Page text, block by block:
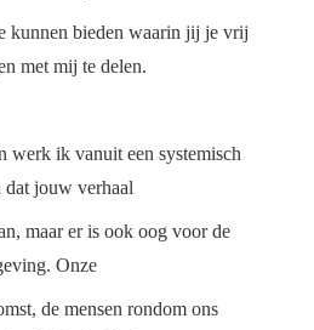
kunnen bieden waarin jij je vrij
met mij te delen.
werk ik vanuit een systemisch
jouw verhaal
maar er is ook oog voor de
Onze
de mensen rondom ons